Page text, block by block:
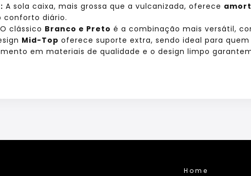
A sola caixa, mais grossa que a vulcanizada, oferece
conforto diário.
O clássico Branco e Preto é a combinação mais versátil,
Mid-Top oferece suporte extra, sendo ideal para
em materiais de qualidade e o design limpo
Home